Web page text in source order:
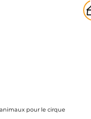
pour le cirque